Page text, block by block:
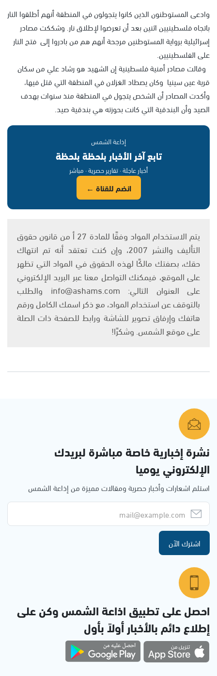
وادعى المستوطنون الذين كانوا يتجولون في المنطقة أنهم أطلقوا النار
باتجاه فلسطينيين اثنين بعد أن تعرضوا لإطلاق نار. وشككت مصادر
إسرائيلية برواية المستوطنين مرجحة أنهم هم من بادروا إلى فتح النار
على الفلسطينيين.
وقالت مصادر أمنية فلسطينية إن الشهيد هو رشاد علي من سكان
قرية عين سينيا وكان يصطاد الغزلان في المنطقة التي قتل فيها،
وأكدت المصادر أن الشخص يتجول في المنطقة منذ سنوات بهدف
الصيد وأن البندقية التي كانت بحوزته هي بندقية صيد.
إذاعة الشمس
تابع آخر الأخبار بلحظة بلحظة
أخبار عاجلة · تقارير حصرية · مباشر
انضم للقناة ←
يتم الاستخدام المواد وفقًا للمادة 27 أ من قانون حقوق
التأليف والنشر 2007، وإن كنت تعتقد أنه تم انتهاك
حقك، بصفتك مالكًا لهذه الحقوق في المواد التي تظهر
على الموقع، فيمكنك التواصل معنا عبر البريد الإلكتروني
على العنوان التالي: info@ashams.com والطلب
بالتوقف عن استخدام المواد، مع ذكر اسمك الكامل ورقم
هاتفك وإرفاق تصوير للشاشة ورابط للصفحة ذات الصلة
على موقع الشمس. وشكرًا!
نشرة إخبارية خاصة مباشرة لبريدك
الإلكتروني يوميا
استلم اشعارات وأخبار حصرية ومقالات مميزة من إذاعة الشمس
اشترك الآن
احصل على تطبيق اذاعة الشمس وكن على
إطلاع دائم بالأخبار أولاً بأول